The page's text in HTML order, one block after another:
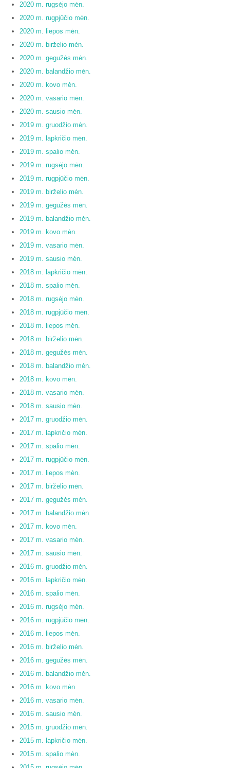
2020 m. rugsėjo mėn.
2020 m. rugpjūčio mėn.
2020 m. liepos mėn.
2020 m. birželio mėn.
2020 m. gegužės mėn.
2020 m. balandžio mėn.
2020 m. kovo mėn.
2020 m. vasario mėn.
2020 m. sausio mėn.
2019 m. gruodžio mėn.
2019 m. lapkričio mėn.
2019 m. spalio mėn.
2019 m. rugsėjo mėn.
2019 m. rugpjūčio mėn.
2019 m. birželio mėn.
2019 m. gegužės mėn.
2019 m. balandžio mėn.
2019 m. kovo mėn.
2019 m. vasario mėn.
2019 m. sausio mėn.
2018 m. lapkričio mėn.
2018 m. spalio mėn.
2018 m. rugsėjo mėn.
2018 m. rugpjūčio mėn.
2018 m. liepos mėn.
2018 m. birželio mėn.
2018 m. gegužės mėn.
2018 m. balandžio mėn.
2018 m. kovo mėn.
2018 m. vasario mėn.
2018 m. sausio mėn.
2017 m. gruodžio mėn.
2017 m. lapkričio mėn.
2017 m. spalio mėn.
2017 m. rugpjūčio mėn.
2017 m. liepos mėn.
2017 m. birželio mėn.
2017 m. gegužės mėn.
2017 m. balandžio mėn.
2017 m. kovo mėn.
2017 m. vasario mėn.
2017 m. sausio mėn.
2016 m. gruodžio mėn.
2016 m. lapkričio mėn.
2016 m. spalio mėn.
2016 m. rugsėjo mėn.
2016 m. rugpjūčio mėn.
2016 m. liepos mėn.
2016 m. birželio mėn.
2016 m. gegužės mėn.
2016 m. balandžio mėn.
2016 m. kovo mėn.
2016 m. vasario mėn.
2016 m. sausio mėn.
2015 m. gruodžio mėn.
2015 m. lapkričio mėn.
2015 m. spalio mėn.